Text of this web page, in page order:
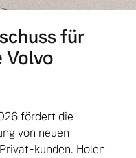
für
Volvo
fördert die
von neuen
kunden. Holen